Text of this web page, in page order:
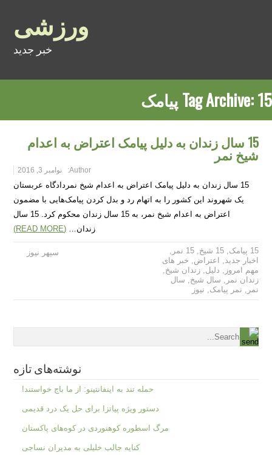
ورزشی
خبر جدید
Tag Archive:15 پیامک
15 سال زندان به دلیل پیامک اعتراض به اعدام
شیخ نمر
Author: نوامبر 3, 2016
15 سال زندان به دلیل پیامک اعتراض به اعدام شیخ نمردادگاه عربستان
یک شهروند این کشور را به اتهام رد و بدل کردن پیامک‌هایی با مضمون
اعتراض به اعدام شیخ نمر، به 15 سال زندان محکوم کرد. 15 سال
زندان… (READ MORE)
سپهر نیوز 15 پیامک ,15 شیخ ,15 نمر
,
اخبار جدید, اعتراض, خبر های
مهم امروز , دلیل,زندان شیخ,
زندان نمر , سال شیخ, سال
نمر , نمر پیامک, نیوز
نوشته‌های تازه
حمله تند به اینفانتینو: از ما باج خواستند!
دستور ویژه پیاتزا برای حل یک درد قدیمی
مرگ اسطوره کوهنوردی در کوه‌های پاکستان
کنایه جالب خلیلی به مدیران نساجی